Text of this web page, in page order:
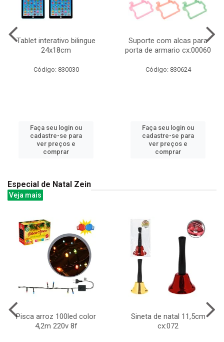
Tablet interativo bilingue
24x18cm
Código: 830030
Faça seu login ou
cadastre-se para
ver preços e
comprar
Suporte com alcas para
porta de armario cx:00060
Código: 830624
Faça seu login ou
cadastre-se para
ver preços e
comprar
Especial de Natal Zein
Veja mais
Pisca arroz 100led color
4,2m 220v 8f
Sineta de natal 11,5cm
cx:072